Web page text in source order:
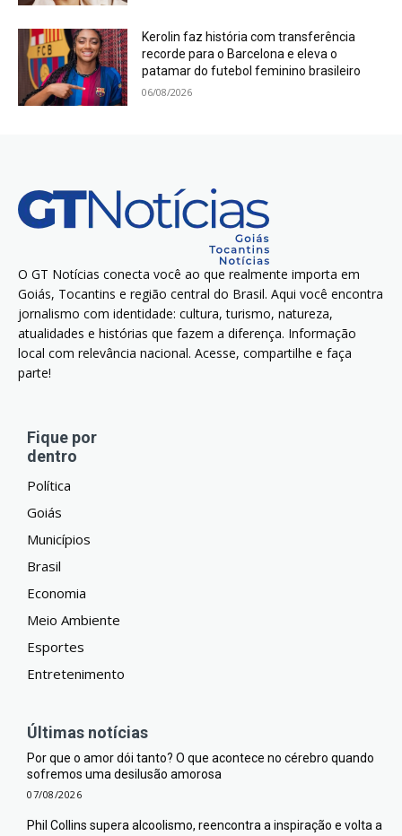
Kerolin faz história com transferência
recorde para o Barcelona e eleva o
patamar do futebol feminino brasileiro
06/08/2026
O GT Notícias conecta você ao que realmente importa em
Goiás, Tocantins e região central do Brasil. Aqui você encontra
jornalismo com identidade: cultura, turismo, natureza,
atualidades e histórias que fazem a diferença. Informação
local com relevância nacional. Acesse, compartilhe e faça
parte!
Fique por
dentro
Política
Goiás
Municípios
Brasil
Economia
Meio Ambiente
Esportes
Entretenimento
Últimas notícias
Por que o amor dói tanto? O que acontece no cérebro quando
sofremos uma desilusão amorosa
07/08/2026
Phil Collins supera alcoolismo, reencontra a inspiração e volta a